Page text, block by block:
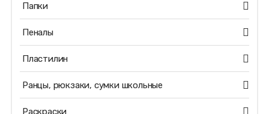
Папки
Пеналы
Пластилин
Ранцы, рюкзаки, сумки школьные
Раскраски